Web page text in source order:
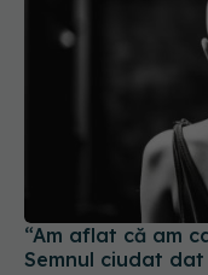
“Am aflat că am
Semnul ciudat
16 feb 2026, 17:32